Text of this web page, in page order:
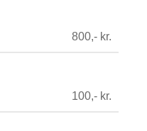
800,- kr.
100,- kr.